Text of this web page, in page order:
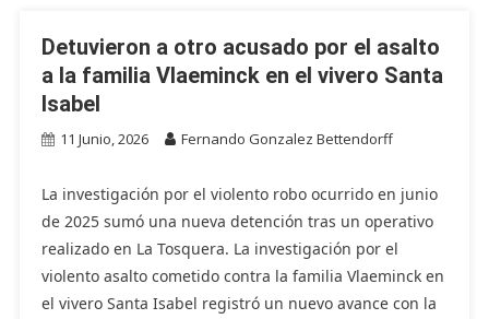
Detuvieron a otro acusado por el asalto
a la familia Vlaeminck en el vivero Santa
Isabel
11 Junio, 2026 Fernando Gonzalez Bettendorff
La investigación por el violento robo ocurrido en junio
de 2025 sumó una nueva detención tras un operativo
realizado en La Tosquera. La investigación por el
violento asalto cometido contra la familia Vlaeminck en
el vivero Santa Isabel registró un nuevo avance con la